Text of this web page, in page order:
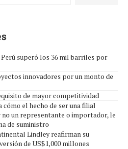
superó los 36 mil barriles por
innovadores por un monto de
de mayor competitividad
cómo el hecho de ser una filial
no un representante o importador, le
de suministro
Lindley reafirman su
de US$1,000 millones